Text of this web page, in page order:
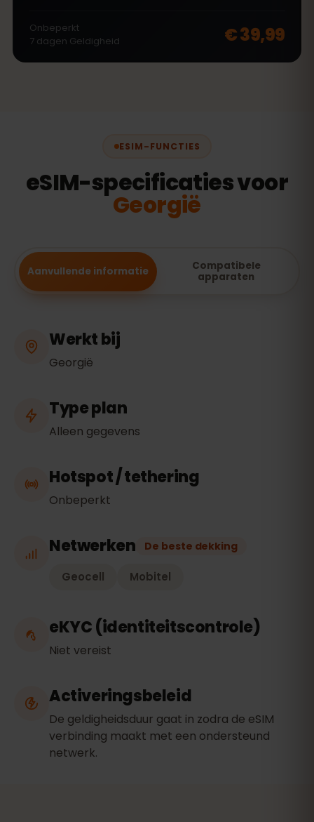
Onbeperkt
7 dagen Geldigheid € 39,99
ESIM-FUNCTIES
eSIM-specificaties voor
Georgië
Aanvullende informatie
Compatibele
apparaten
Werkt bij
Georgië
Type plan
Alleen gegevens
Hotspot / tethering
Onbeperkt
Netwerken De beste dekking
Geocell Mobitel
eKYC (identiteitscontrole)
Niet vereist
Activeringsbeleid
De geldigheidsduur gaat in zodra de eSIM
verbinding maakt met een ondersteund
netwerk.